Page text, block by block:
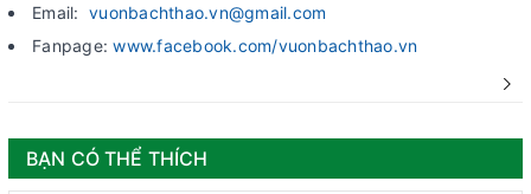
Email: vuonbachthao.vn@gmail.com
Fanpage:www.facebook.com/vuonbachthao.vn
BẠN CÓ THỂ THÍCH